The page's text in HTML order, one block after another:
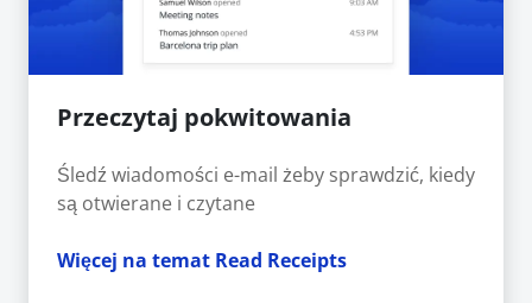
Przeczytaj pokwitowania
Śledź wiadomości e-mail żeby sprawdzić, kiedy
są otwierane i czytane
Więcej na temat Read Receipts